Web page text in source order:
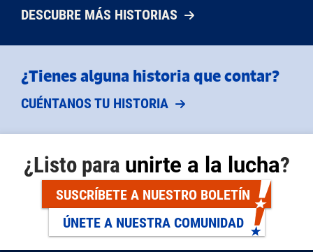
DESCUBRE MÁS HISTORIAS
¿Tienes alguna historia que contar?
CUÉNTANOS TU HISTORIA
¿Listo para unirte a la lucha?
SUSCRÍBETE A NUESTRO BOLETÍN
ÚNETE A NUESTRA COMUNIDAD